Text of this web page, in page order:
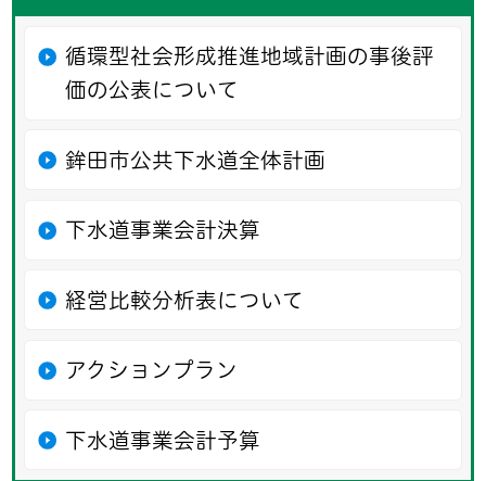
循環型社会形成推進地域計画の事後評
価の公表について
鉾田市公共下水道全体計画
下水道事業会計決算
経営比較分析表について
アクションプラン
下水道事業会計予算